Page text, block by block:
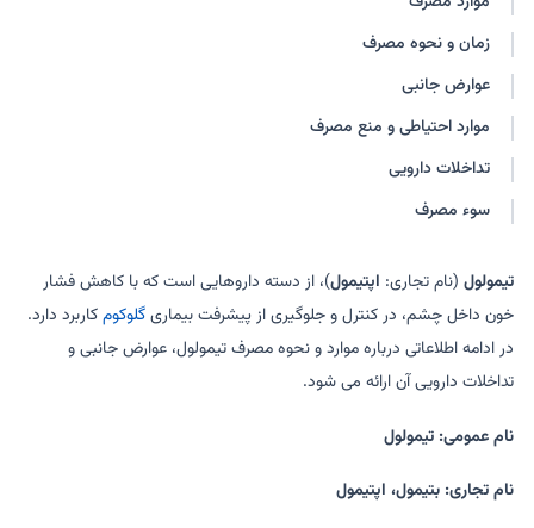
تیموپتیک اکومتر
تیموپتیک-اکس ای
تیموپتیک این اکودوز
تیمولول مالئات (ای کیو وی-
تیموپتیک)
زمان و نحوه مصرف
عوارض جانبی
موارد احتیاطی و منع مصرف
تداخلات دارویی
سوء مصرف
تیمولول (نام تجاری: اپتیمول)، از دسته داروهایی است که با کاهش فشار
خون داخل چشم، در کنترل و جلوگیری از پیشرفت بیماریگلوکومکاربرد دارد.
در ادامه اطلاعاتی درباره موارد و نحوه مصرف تیمولول، عوارض جانبی و
تداخلات دارویی آن ارائه می شود.
نام عمومی: تیمولول
نام تجاری: بتیمول، اپتیمول